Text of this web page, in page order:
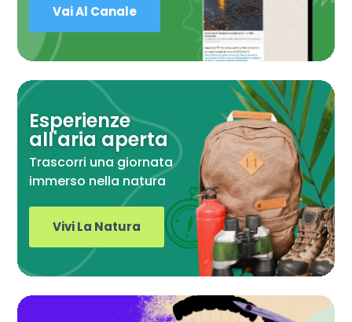
Vai Al Canale
Esperienze
all'aria aperta
Trascorri una giornata
immerso nella natura
Vivi La Natura